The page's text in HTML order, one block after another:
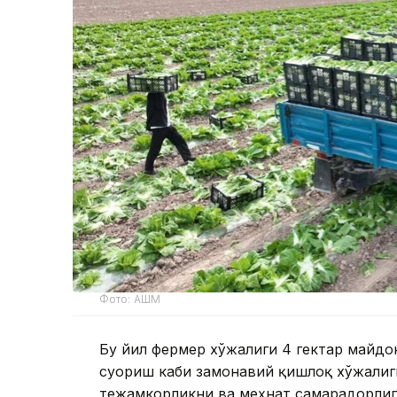
Фото: АШМ
Бу йил фермер хўжалиги 4 гектар
суғориш каби замонавий қишлоқ
тежамкорликни ва меҳнат